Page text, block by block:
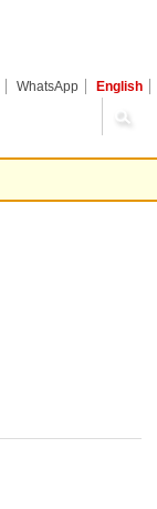
WhatsApp English